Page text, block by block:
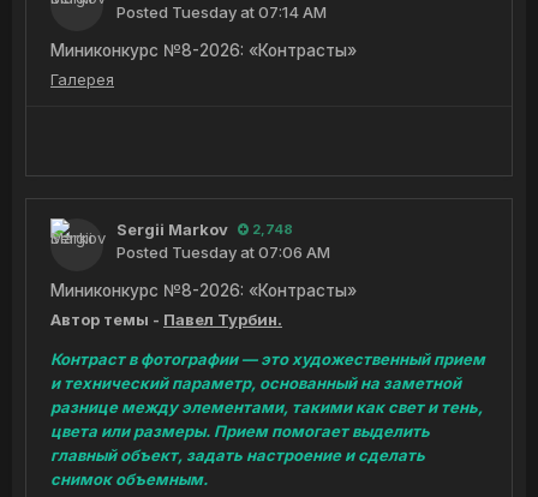
Posted Tuesday at 07:14 AM
Миниконкурс №8-2026: «Контрасты»
Галерея
Sergii Markov 2,748
Posted Tuesday at 07:06 AM
Миниконкурс №8-2026: «Контрасты»
Автор темы - Павел Турбин.
Контраст в фотографии — это художественный прием
и технический параметр, основанный на заметной
разнице между элементами, такими как свет и тень,
цвета или размеры. Прием помогает выделить
главный объект, задать настроение и сделать
снимок объемным.